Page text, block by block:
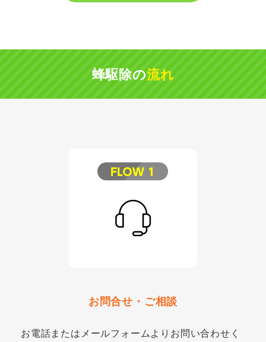
蜂駆除の流れ
お問合せ・ご相談
お電話またはメールフォームよりお問い合わせく